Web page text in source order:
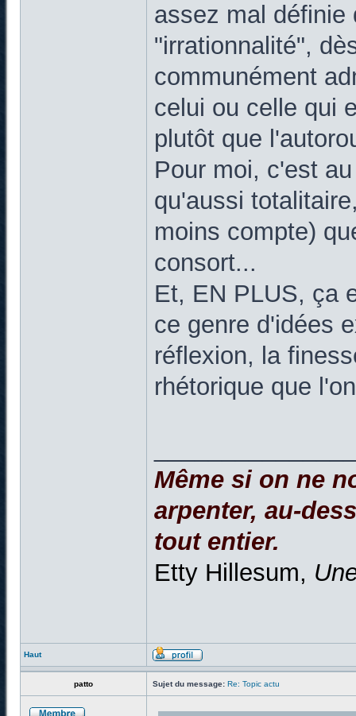
assez mal définie
"irrationnalité",
communément
celui ou celle qui
plutôt que
Pour moi, c'est
qu'aussi
moins compte)
consort...
Et, EN PLUS, ça
ce genre d'idées
réflexion, la
rhétorique que
Même si on ne
arpenter, au-
tout entier.
Etty Hillesum,
Haut
patto Sujet du message: Re: Topic actu